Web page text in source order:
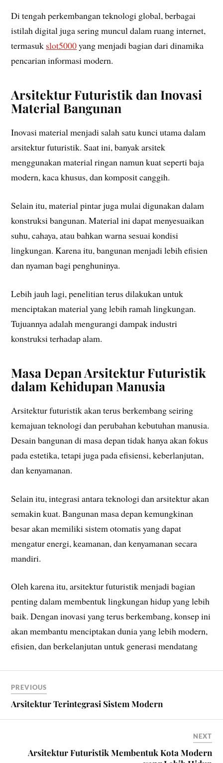
Di tengah perkembangan teknologi global, berbagai
istilah digital juga sering muncul dalam ruang internet,
termasuk slot5000yang menjadi bagian dari dinamika
pencarian informasi modern.
Arsitektur Futuristik dan Inovasi
Material Bangunan
Inovasi material menjadi salah satu kunci utama dalam
arsitektur futuristik. Saat ini, banyak arsitek
menggunakan material ringan namun kuat seperti baja
modern, kaca khusus, dan komposit canggih.
Selain itu, material pintar juga mulai digunakan dalam
konstruksi bangunan. Material ini dapat menyesuaikan
suhu, cahaya, atau bahkan warna sesuai kondisi
lingkungan. Karena itu, bangunan menjadi lebih efisien
dan nyaman bagi penghuninya.
Lebih jauh lagi, penelitian terus dilakukan untuk
menciptakan material yang lebih ramah lingkungan.
Tujuannya adalah mengurangi dampak industri
konstruksi terhadap alam.
Masa Depan Arsitektur Futuristik
dalam Kehidupan Manusia
Arsitektur futuristik akan terus berkembang seiring
kemajuan teknologi dan perubahan kebutuhan manusia.
Desain bangunan di masa depan tidak hanya akan fokus
pada estetika, tetapi juga pada efisiensi, keberlanjutan,
dan kenyamanan.
Selain itu, integrasi antara teknologi dan arsitektur akan
semakin kuat. Bangunan masa depan kemungkinan
besar akan memiliki sistem otomatis yang dapat
mengatur energi, keamanan, dan kenyamanan secara
mandiri.
Oleh karena itu, arsitektur futuristik menjadi bagian
penting dalam membentuk lingkungan hidup yang lebih
baik. Dengan inovasi yang terus berkembang, konsep ini
akan membantu menciptakan dunia yang lebih modern,
efisien, dan berkelanjutan untuk generasi mendatang
PREVIOUS
Arsitektur Terintegrasi Sistem Modern
NEXT
Arsitektur Futuristik Membentuk Kota Modern